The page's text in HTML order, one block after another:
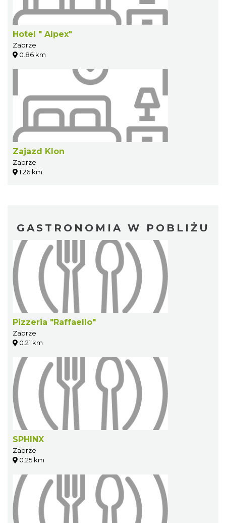
Hotel " Alpex"
Zabrze
0.86 km
Zajazd Klon
Zabrze
1.26 km
GASTRONOMIA W POBLIŻU
Pizzeria "Raffaello"
Zabrze
0.21 km
SPHINX
Zabrze
0.25 km